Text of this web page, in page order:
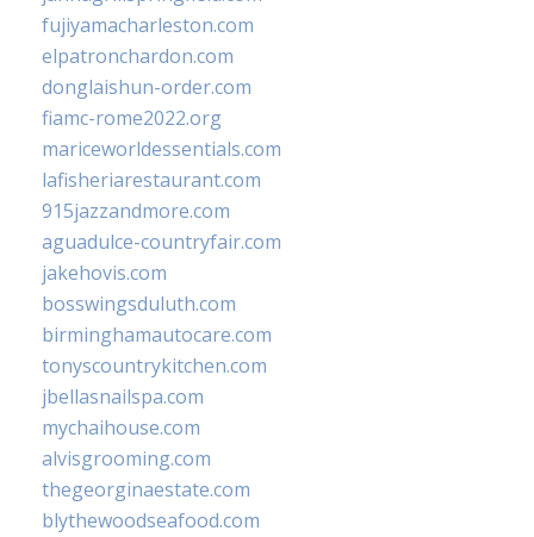
fujiyamacharleston.com
elpatronchardon.com
donglaishun-order.com
fiamc-rome2022.org
mariceworldessentials.com
lafisheriarestaurant.com
915jazzandmore.com
aguadulce-countryfair.com
jakehovis.com
bosswingsduluth.com
birminghamautocare.com
tonyscountrykitchen.com
jbellasnailspa.com
mychaihouse.com
alvisgrooming.com
thegeorginaestate.com
blythewoodseafood.com